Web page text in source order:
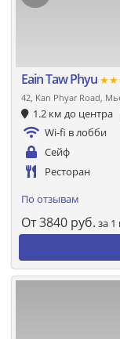
Eain Taw Phyu
42, Kan Phyar Road,
1.2 км до центра
Wi-fi в лобби
Сейф
Ресторан
По отзывам
От3840 руб. за 1